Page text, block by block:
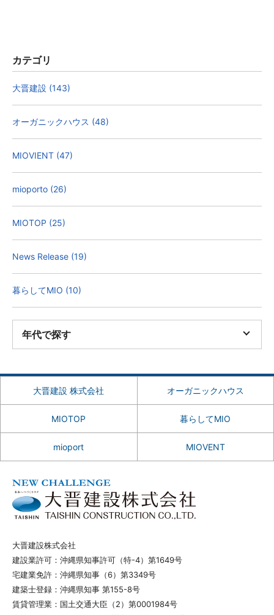
カテゴリ
大晋建設 (143)
オーガニックハウス (48)
MIOVIENT (47)
mioporto (26)
MIOTOP (25)
News Release (19)
暮らしてMIO (10)
年代で探す
大晋建設 株式会社 オーガニックハウス
MIOTOP 暮らしてMIO
mioport MIOVENT
大晋建設株式会社
建設業許可：沖縄県知事許可（特-4）第1649号
宅建業免許：沖縄県知事（6）第3349号
建築士登録：沖縄県知事 第155-8号
賃貸管理業：国土交通大臣（2）第0001984号